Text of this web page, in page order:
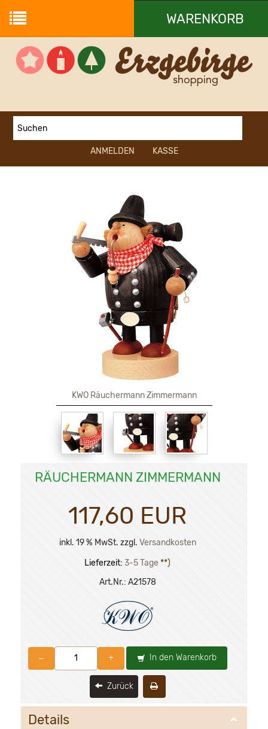
WARENKORB
Ihr Warenkorb ist leer.
ANMELDEN KASSE
KWO Räuchermann Zimmermann
RÄUCHERMANN ZIMMERMANN
117,60 EUR
inkl. 19 % MwSt. zzgl. Versandkosten
Lieferzeit: 3-5 Tage **)
Art.Nr.: A21578
– + In den Warenkorb
Zurück
Details